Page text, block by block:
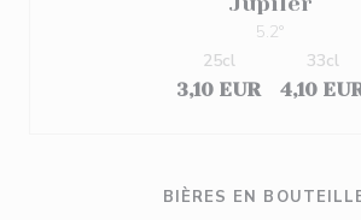
5.2°
3,10 EUR
25cl
4,10
33cl
BIÈRES EN